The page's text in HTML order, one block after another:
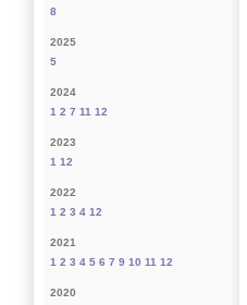
8
2025
5
2024
1 2 7 11 12
2023
1 12
2022
1 2 3 4 12
2021
1 2 3 4 5 6 7 9 10 11 12
2020